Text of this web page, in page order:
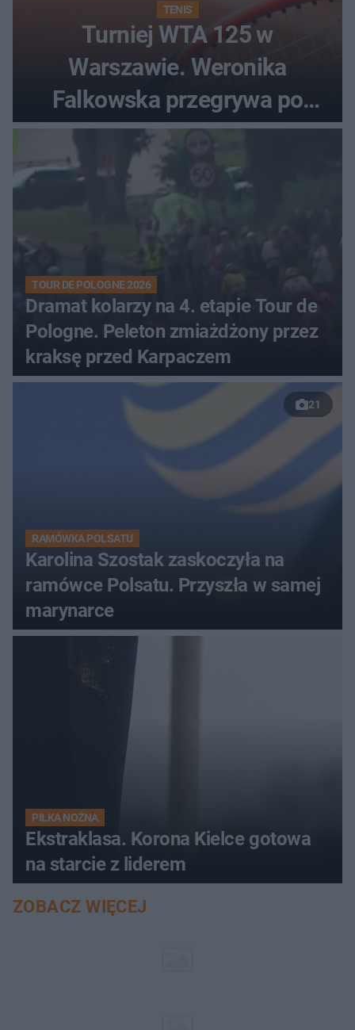
TENIS
Turniej WTA 125 w
Warszawie. Weronika
Falkowska przegrywa po
zaciętym boju
TOUR DE POLOGNE 2026
Dramat kolarzy na 4. etapie Tour de
Pologne. Peleton zmiażdżony przez
kraksę przed Karpaczem
21
RAMÓWKA POLSATU
Karolina Szostak zaskoczyła na
ramówce Polsatu. Przyszła w samej
marynarce
PIŁKA NOŻNA
Ekstraklasa. Korona Kielce gotowa
na starcie z liderem
ZOBACZ WIĘCEJ